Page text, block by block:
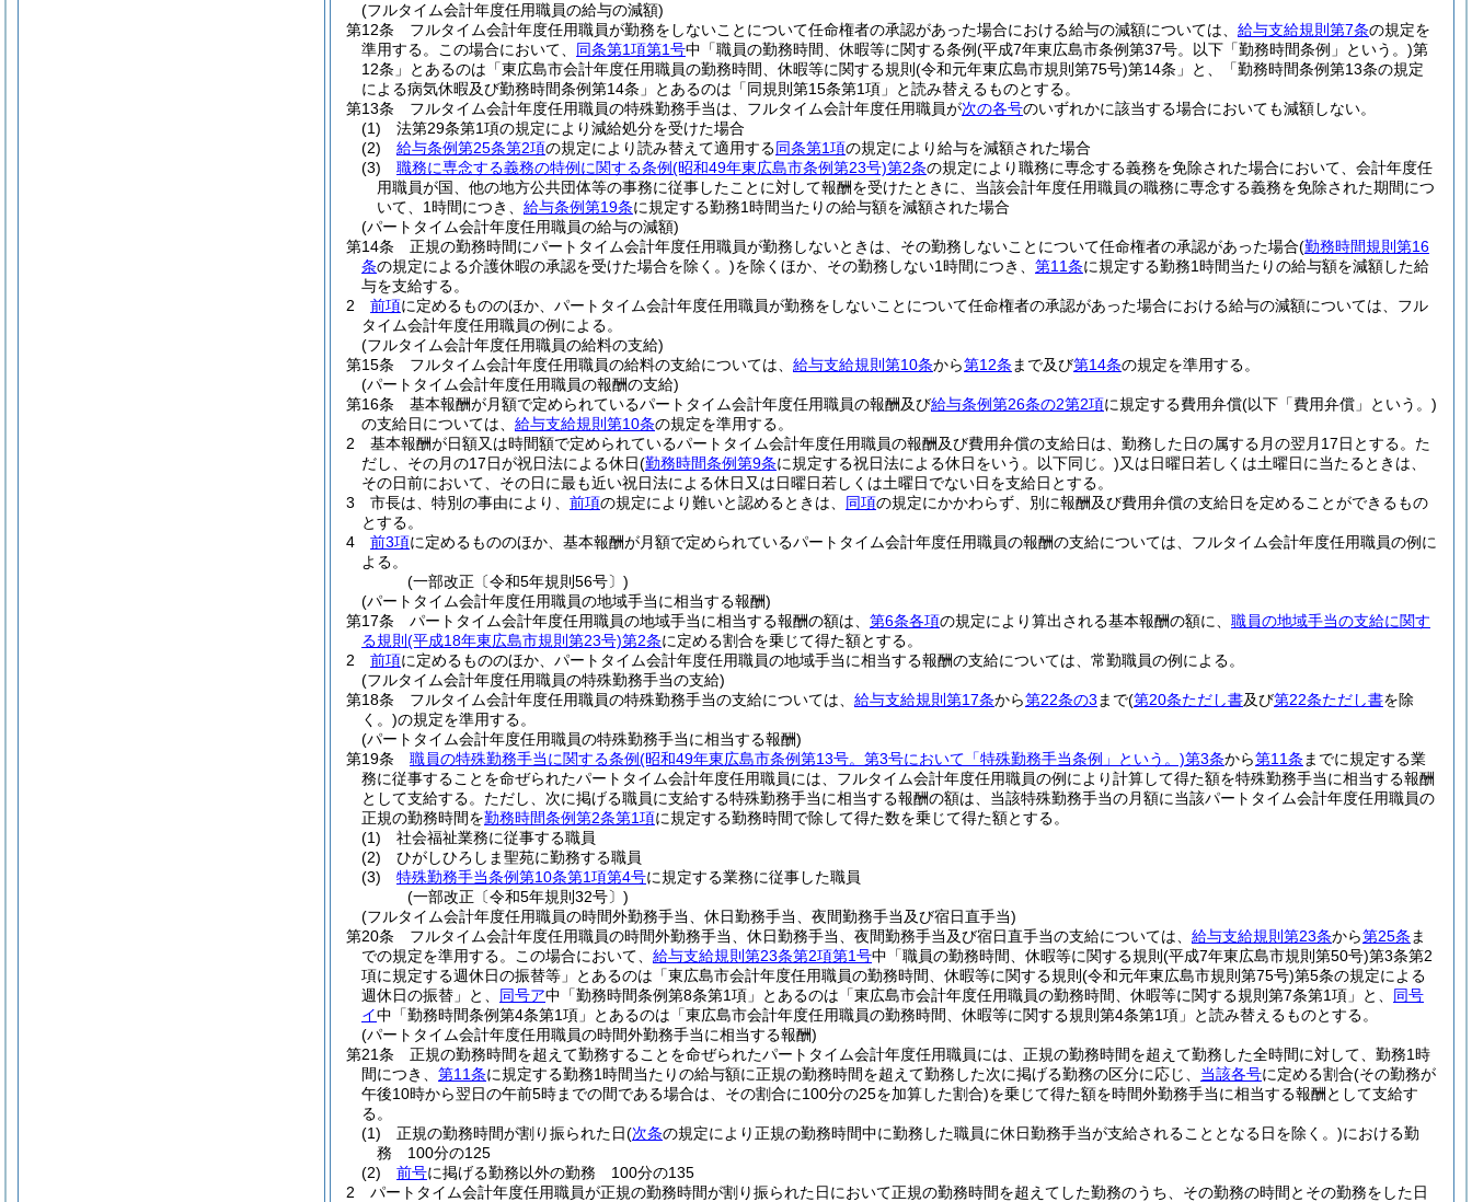
(フルタイム会計年度任用職員の給与の減額)
第12条
フルタイム会計年度任用職員が勤務をしないことについて任命権者の承認があった場合における給与の減額については、 給与支給規則第7条の規定を
準用する。
この場合において、 同条第1項第1号中「職員の勤務時間、休暇等に関する条例(平成7年東広島市条例第37号。以下「勤務時間条例」という。)第
12条」とあるのは「東広島市会計年度任用職員の勤務時間、休暇等に関する規則 (令和元年東広島市規則第75号)第14条」と、「勤務時間条例第13条の規定
による病気休暇及び勤務時間条例第14条」とあるのは「同規則第15条第1項」と読み替えるものとする。
第13条
フルタイム会計年度任用職員の特殊勤務手当は、フルタイム会計年度任用職員が次の各号のいずれかに該当する場合においても減額しない。
(1)
法第29条第1項の規定により減給処分を受けた場合
(2)
給与条例第25条第2項の規定により読み替えて適用する同条第1項の規定により給与を減額された場合
(3)
職務に専念する義務の特例に関する条例(昭和49年東広島市条例第23号)第2条の規定により職務に専念する義務を免除された場合において、会計年度任
用職員が国、他の地方公共団体等の事務に従事したことに対して報酬を受けたときに、当該会計年度任用職員の職務に専念する義務を免除された期間につ
いて、1時間につき、 給与条例第19条に規定する勤務1時間当たりの給与額を減額された場合
(パートタイム会計年度任用職員の給与の減額)
第14条
正規の勤務時間にパートタイム会計年度任用職員が勤務しないときは、その勤務しないことについて任命権者の承認があった場合(勤務時間規則第16
条の規定による介護休暇の承認を受けた場合を除く。)を除くほか、その勤務しない1時間につき、 第11条に規定する勤務1時間当たりの給与額を減額した給
与を支給する。
2
前項に定めるもののほか、パートタイム会計年度任用職員が勤務をしないことについて任命権者の承認があった場合における給与の減額については、フル
タイム会計年度任用職員の例による。
(フルタイム会計年度任用職員の給料の支給)
第15条
フルタイム会計年度任用職員の給料の支給については、 給与支給規則第10条から第12条 まで及び第14条の規定を準用する。
(パートタイム会計年度任用職員の報酬の支給)
第16条
基本報酬が月額で定められているパートタイム会計年度任用職員の報酬及び給与条例第26条の2第2項に規定する費用弁償(以下「費用弁償」という。)
の支給日については、 給与支給規則第10条の規定を準用する。
2
基本報酬が日額又は時間額で定められているパートタイム会計年度任用職員の報酬及び費用弁償の支給日は、勤務した日の属する月の翌月17日とする。 た
だし、その月の17日が祝日法による休日(勤務時間条例第9条に規定する祝日法による休日をいう。以下同じ。)又は日曜日若しくは土曜日に当たるときは、
その日前において、その日に最も近い祝日法による休日又は日曜日若しくは土曜日でない日を支給日とする。
3
市長は、特別の事由により、 前項の規定により難いと認めるときは、 同項の規定にかかわらず、別に報酬及び費用弁償の支給日を定めることができるもの
とする。
4
前3項に定めるもののほか、基本報酬が月額で定められているパートタイム会計年度任用職員の報酬の支給については、フルタイム会計年度任用職員の例に
よる。
(一部改正〔令和5年規則56号〕)
(パートタイム会計年度任用職員の地域手当に相当する報酬)
第17条
パートタイム会計年度任用職員の地域手当に相当する報酬の額は、 第6条各項の規定により算出される基本報酬の額に、 職員の地域手当の支給に関す
る規則 (平成18年東広島市規則第23号)第2条に定める割合を乗じて得た額とする。
2
前項に定めるもののほか、パートタイム会計年度任用職員の地域手当に相当する報酬の支給については、常勤職員の例による。
(フルタイム会計年度任用職員の特殊勤務手当の支給)
第18条
フルタイム会計年度任用職員の特殊勤務手当の支給については、 給与支給規則第17条から第22条の3 まで(第20条ただし書及び第22条ただし書を除
く。)の規定を準用する。
(パートタイム会計年度任用職員の特殊勤務手当に相当する報酬)
第19条
職員の特殊勤務手当に関する条例(昭和49年東広島市条例第13号。第3号において「特殊勤務手当条例」という。)第3条から第11条 までに規定する業
務に従事することを命ぜられたパートタイム会計年度任用職員には、フルタイム会計年度任用職員の例により計算して得た額を特殊勤務手当に相当する報酬
として支給する。 ただし、次に掲げる職員に支給する特殊勤務手当に相当する報酬の額は、当該特殊勤務手当の月額に当該パートタイム会計年度任用職員の
正規の勤務時間を勤務時間条例第2条第1項に規定する勤務時間で除して得た数を乗じて得た額とする。
(1)
社会福祉業務に従事する職員
(2)
ひがしひろしま聖苑に勤務する職員
(3)
特殊勤務手当条例第10条第1項第4号に規定する業務に従事した職員
(一部改正〔令和5年規則32号〕)
(フルタイム会計年度任用職員の時間外勤務手当、休日勤務手当、夜間勤務手当及び宿日直手当)
第20条
フルタイム会計年度任用職員の時間外勤務手当、休日勤務手当、夜間勤務手当及び宿日直手当の支給については、 給与支給規則第23条から第25条 ま
での規定を準用する。
この場合において、 給与支給規則第23条第2項第1号中「職員の勤務時間、休暇等に関する規則 (平成7年東広島市規則第50号)第3条第2
項に規定する週休日の振替等」とあるのは「東広島市会計年度任用職員の勤務時間、休暇等に関する規則 (令和元年東広島市規則第75号)第5条の規定による
週休日の振替」と、 同号ア中「勤務時間条例第8条第1項」とあるのは「東広島市会計年度任用職員の勤務時間、休暇等に関する規則第7条第1項」と、 同号
イ中「勤務時間条例第4条第1項」とあるのは「東広島市会計年度任用職員の勤務時間、休暇等に関する規則第4条第1項」と読み替えるものとする。
(パートタイム会計年度任用職員の時間外勤務手当に相当する報酬)
第21条
正規の勤務時間を超えて勤務することを命ぜられたパートタイム会計年度任用職員には、正規の勤務時間を超えて勤務した全時間に対して、勤務1時
間につき、 第11条に規定する勤務1時間当たりの給与額に正規の勤務時間を超えて勤務した次に掲げる勤務の区分に応じ、 当該各号に定める割合(その勤務が
午後10時から翌日の午前5時までの間である場合は、その割合に100分の25を加算した割合)を乗じて得た額を時間外勤務手当に相当する報酬として支給す
る。
(1)
正規の勤務時間が割り振られた日(次条の規定により正規の勤務時間中に勤務した職員に休日勤務手当が支給されることとなる日を除く。)における勤
務 100分の125
(2)
前号に掲げる勤務以外の勤務 100分の135
2
パートタイム会計年度任用職員が正規の勤務時間が割り振られた日において正規の勤務時間を超えてした勤務のうち、その勤務の時間とその勤務をした日